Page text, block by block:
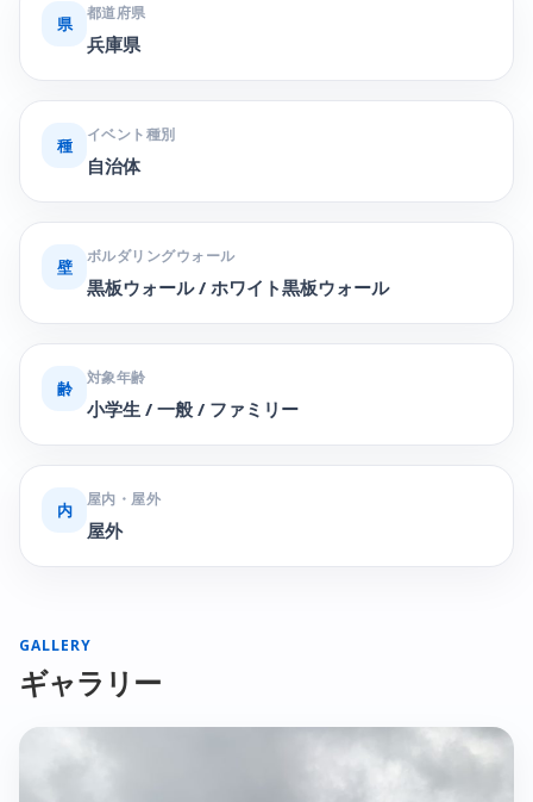
県
都道府県
兵庫県
種
イベント種別
自治体
壁
ボルダリングウォール
黒板ウォール / ホワイト黒板ウォール
齢
対象年齢
小学生 / 一般 / ファミリー
内
屋内・屋外
屋外
GALLERY
ギャラリー